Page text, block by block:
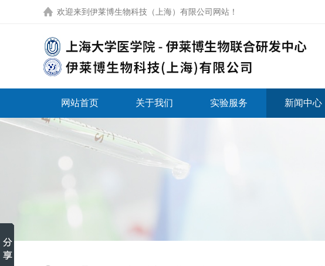
欢迎来到 伊莱博生物科技（上海）有限公司网站 ！
网站首页 关于我们 实验服务 新闻中心